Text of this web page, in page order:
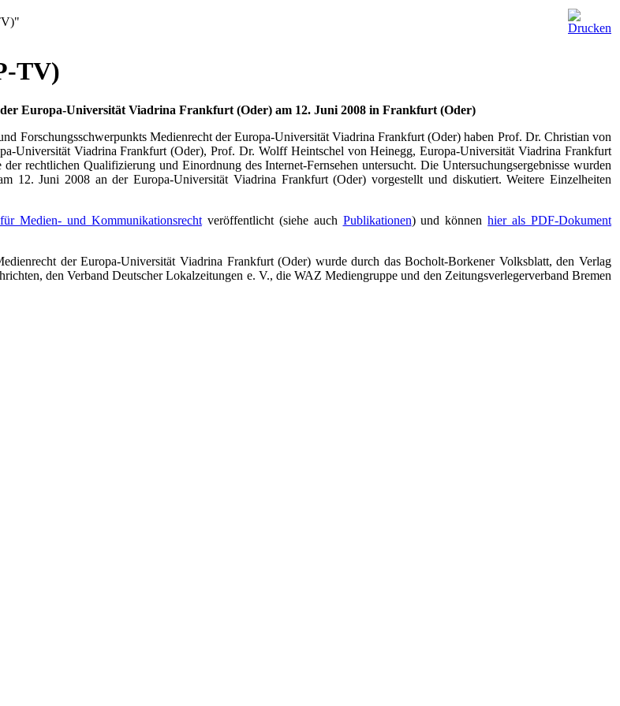
TV)
Europa-Universität Viadrina Frankfurt (Oder) am 12. Juni 2008 in Frankfurt (Oder)
Forschungsschwerpunkts Medienrecht der Europa-Universität Viadrina Frankfurt (Oder) haben Prof. Dr. Christian von
Universität Viadrina Frankfurt (Oder), Prof. Dr. Wolff Heintschel von Heinegg, Europa-Universität Viadrina Frankfurt
rechtlichen Qualifizierung und Einordnung des Internet-Fernsehen untersucht. Die Untersuchungsergebnisse wurden
12. Juni 2008 an der Europa-Universität Viadrina Frankfurt (Oder) vorgestellt und diskutiert. Weitere Einzelheiten
Medien- und Kommunikationsrechtveröffentlicht (siehe auch Publikationen) und könnenhier als PDF-Dokument
der Europa-Universität Viadrina Frankfurt (Oder) wurde durch das Bocholt-Borkener Volksblatt, den Verlag
den Verband Deutscher Lokalzeitungen e. V., die WAZ Mediengruppe und den Zeitungsverlegerverband Bremen